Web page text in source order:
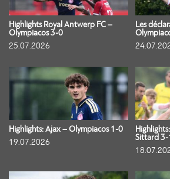
Highlights Royal Antwerp FC –
Olympiacos 3-0
25.07.2026
Les
Highlights: Ajax – Olympiacos 1-0
19.07.2026
Sittard 3-